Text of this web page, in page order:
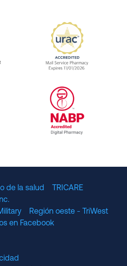
Pharmacy Benefit
URAC
de la salud
TRICARE
Región oeste - TriWest
en Facebook